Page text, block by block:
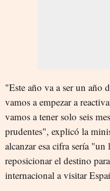
"Este año va a ser un año
vamos a empezar a
vamos a tener solo seis
prudentes", explicó la
alcanzar esa cifra sería
reposicionar el destino
internacional a visitar